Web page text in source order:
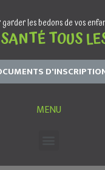
garder les bedons de vos
TOUS
MENU